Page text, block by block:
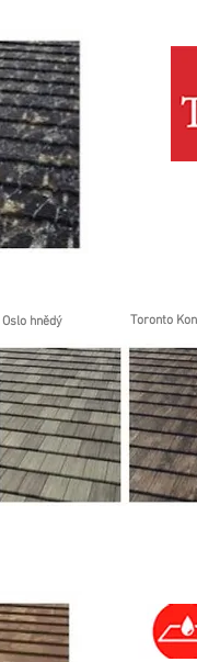
Oslo hnědý Toronto